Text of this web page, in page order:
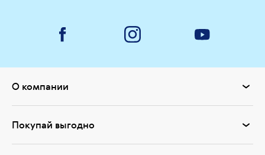
О компании
Покупай выгодно